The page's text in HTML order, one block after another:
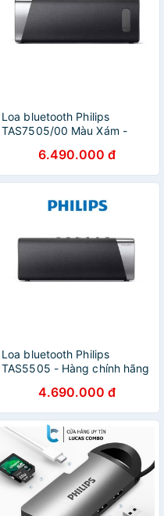
Loa bluetooth Philips
TAS7505/00 Màu Xám -
6.490.000 đ
Loa bluetooth Philips
TAS5505 - Hàng chính hãng
4.690.000 đ